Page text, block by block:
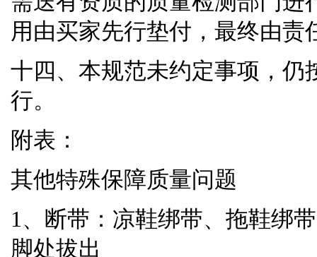
用由买家先行垫付，最终由责
十四、本规范未约定事项，仍
行。
附表：
其他特殊保障质量问题
1、断带：凉鞋绑带、拖鞋绑
脚处拔出